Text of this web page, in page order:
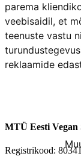
parema
veebisaidil, et
teenuste vastu
reklaamide
MTÜ Eesti Vegan
Registrikood: